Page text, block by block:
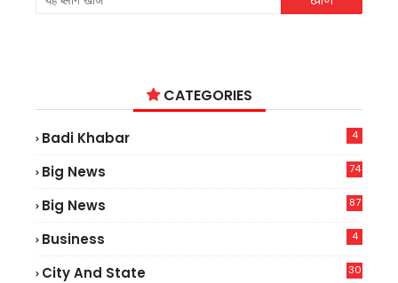
CATEGORIES
Badi Khabar 4
Big News
74
Big News
87
Business 4
City And State 30